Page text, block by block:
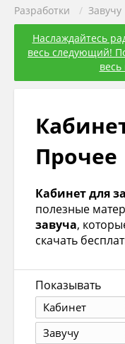
Разработки / Завучу
Наслаждайтесь
весь следующий!
весь
Прочее
Кабинет для
полезные
завуча,
скачать
Показывать
Кабинет
Завучу